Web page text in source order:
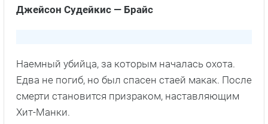
Джейсон Судейкис — Брайс
Наемный убийца, за которым началась охота.
Едва не погиб, но был спасен стаей макак. После
смерти становится призраком, наставляющим
Хит-Манки.